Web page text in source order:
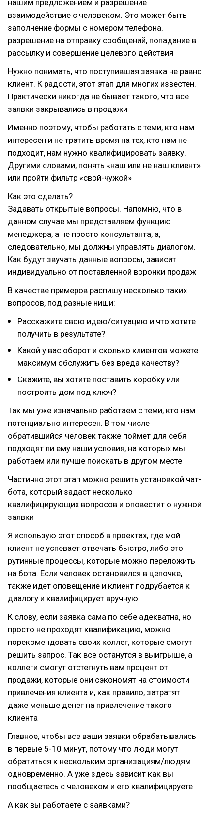
нашим предложением и разрешение
взаимодействие с человеком. Это может быть
заполнение формы с номером телефона,
разрешение на отправку сообщений, попадание в
рассылку и совершение целевого действия
Нужно понимать, что поступившая заявка не равно
клиент. К радости, этот этап для многих известен.
Практически никогда не бывает такого, что все
заявки закрывались в продажи
Именно поэтому, чтобы работать с теми, кто нам
интересен и не тратить время на тех, кто нам не
подходит, нам нужно квалифицировать заявку.
Другими словами, понять «наш или не наш клиент»
или пройти фильтр «свой-чужой»
Как это сделать?
Задавать открытые вопросы. Напомню, что в
данном случае мы представляем функцию
менеджера, а не просто консультанта, а,
следовательно, мы должны управлять диалогом.
Как будут звучать данные вопросы, зависит
индивидуально от поставленной воронки продаж
В качестве примеров распишу несколько таких
вопросов, под разные ниши:
Расскажите свою идею/ситуацию и что хотите
получить в результате?
Какой у вас оборот и сколько клиентов можете
максимум обслужить без вреда качеству?
Скажите, вы хотите поставить коробку или
построить дом под ключ?
Так мы уже изначально работаем с теми, кто нам
потенциально интересен. В том числе
обратившийся человек также поймет для себя
подходят ли ему наши условия, на которых мы
работаем или лучше поискать в другом месте
Частично этот этап можно решить установкой чат-
бота, который задаст несколько
квалифицирующих вопросов и оповестит о нужной
заявки
Я использую этот способ в проектах, где мой
клиент не успевает отвечать быстро, либо это
рутинные процессы, которые можно переложить
на бота. Если человек остановился в цепочке,
также идет оповещение и клиент подрубается к
диалогу и квалифицирует вручную
К слову, если заявка сама по себе адекватна, но
просто не проходят квалификацию, можно
порекомендовать своих коллег, которые смогут
решить запрос. Так все останутся в выигрыше, а
коллеги смогут отстегнуть вам процент от
продажи, которые они сэкономят на стоимости
привлечения клиента и, как правило, затратят
даже меньше денег на привлечение такого
клиента
Главное, чтобы все ваши заявки обрабатывались
в первые 5-10 минут, потому что люди могут
обратиться к нескольким организациям/людям
одновременно. А уже здесь зависит как вы
пообщаетесь с человеком и его квалифицируете
А как вы работаете с заявками?